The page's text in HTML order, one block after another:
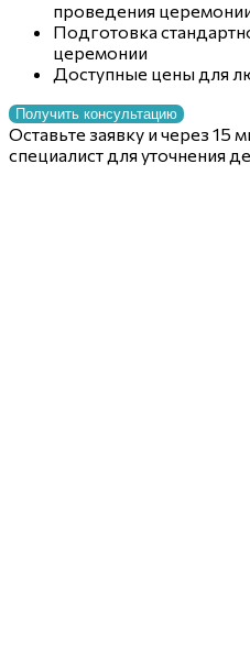
проведения
Подготовка
церемонии
Доступные цены для
Получить консультацию
Оставьте заявку и через 15
специалист для уточнения